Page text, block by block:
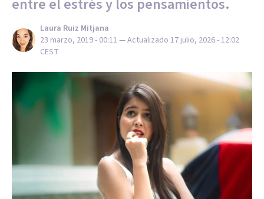
entre el estrés y los pensamientos.
Laura Ruiz Mitjana
23 marzo, 2019 - 00:11 — Actualizado 17 julio, 2026 - 12:02
CEST